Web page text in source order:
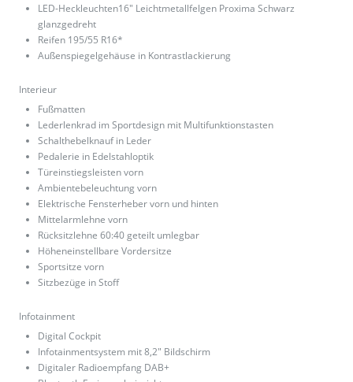
LED-Heckleuchten16" Leichtmetallfelgen Proxima Schwarz
glanzgedreht
Reifen 195/55 R16*
Außenspiegelgehäuse in Kontrastlackierung
Interieur
Fußmatten
Lederlenkrad im Sportdesign mit Multifunktionstasten
Schalthebelknauf in Leder
Pedalerie in Edelstahloptik
Türeinstiegsleisten vorn
Ambientebeleuchtung vorn
Elektrische Fensterheber vorn und hinten
Mittelarmlehne vorn
Rücksitzlehne 60:40 geteilt umlegbar
Höheneinstellbare Vordersitze
Sportsitze vorn
Sitzbezüge in Stoff
Infotainment
Digital Cockpit
Infotainmentsystem mit 8,2" Bildschirm
Digitaler Radioempfang DAB+